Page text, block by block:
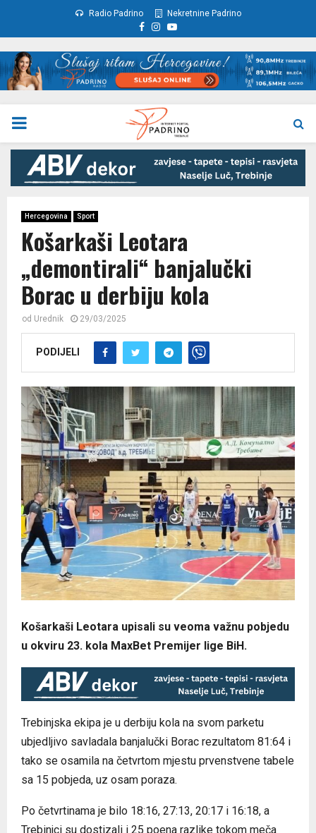
Radio Padrino Nekretnine Padrino
Facebook
Instagram
Youtube
PRIMARY
MENU
Hercegovina Sport
Košarkaši Leotara
„demontirali“ banjalučki
Borac u derbiju kola
od Urednik 29/03/2025
PODIJELI
Košarkaši Leotara upisali su veoma važnu pobjedu
u okviru 23. kola MaxBet Premijer lige BiH.
Trebinjska ekipa je u derbiju kola na svom parketu
ubjedljivo savladala banjalučki Borac rezultatom 81:64 i
tako se osamila na četvrtom mjestu prvenstvene tabele
sa 15 pobjeda, uz osam poraza.
Po četvrtinama je bilo 18:16, 27:13, 20:17 i 16:18, a
Trebinjci su dostizali i 25 poena razlike tokom meča